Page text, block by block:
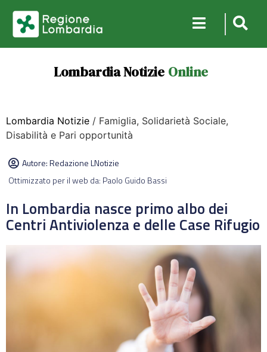
Lombardia Notizie Online
Lombardia Notizie / Famiglia, Solidarietà Sociale,
Disabilità e Pari opportunità
Autore:Redazione LNotizie
Ottimizzato per il web da: Paolo Guido Bassi
In Lombardia nasce primo albo dei
Centri Antiviolenza e delle Case Rifugio